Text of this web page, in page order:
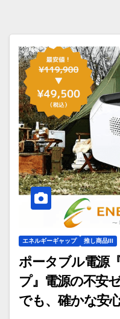
エネルギーギャップ 推し商品III
ポータブル電源
プ』電源の不安
でも、確かな安